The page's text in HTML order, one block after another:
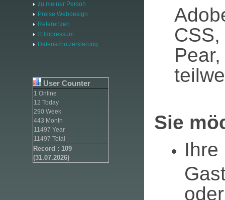
zu meiner Person
Preise Webdesign
Referenzen
© Impressum
Datenschutzerklärung
User Counter
1 Online
12 Today
290 Week
443 Month
11497 Year
11497 Total
Record : 109
(31.07.2026)
Pear,
Sie